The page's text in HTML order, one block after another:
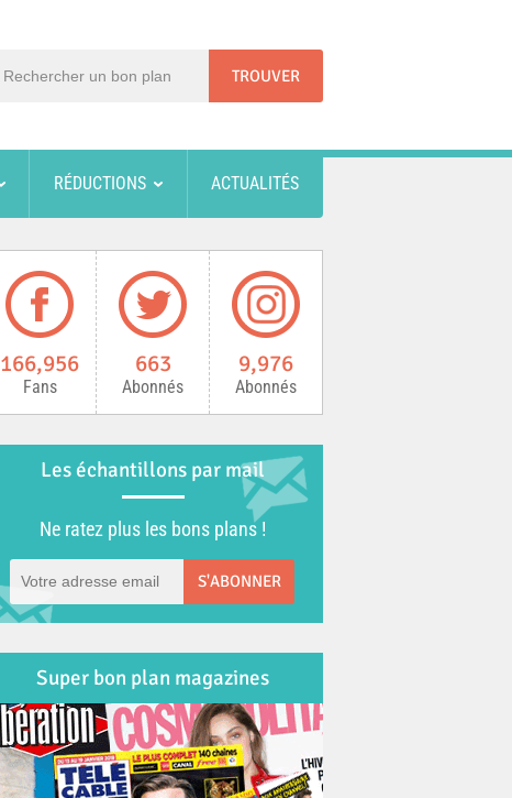
RÉDUCTIONS ACTUALITÉS
166,956
Fans
663
Abonnés
9,976
Abonnés
Les échantillons par mail
Ne ratez plus les bons plans !
S'ABONNER
Super bon plan magazines